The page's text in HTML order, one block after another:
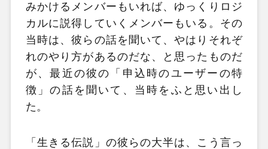
みかけるメンバーもいれば、ゆっくりロジ
カルに説得していくメンバーもいる。その
当時は、彼らの話を聞いて、やはりそれぞ
れのやり方があるのだな、と思ったものだ
が、最近の彼の「申込時のユーザーの特
徴」の話を聞いて、当時をふと思い出し
た。
「生きる伝説」の彼らの大半は、こう言っ